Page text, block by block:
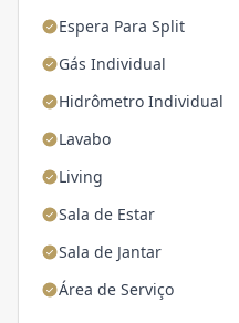
Espera Para Split
Gás Individual
Hidrômetro Individual
Lavabo
Living
Sala de Estar
Sala de Jantar
Área de Serviço